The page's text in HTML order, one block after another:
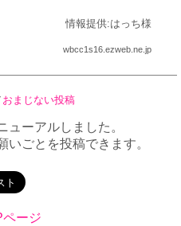
情報提供:はっち様
wbcc1s16.ezweb.ne.jp
おまじない投稿
ューアルしました。
いごとを投稿できます。
ージ